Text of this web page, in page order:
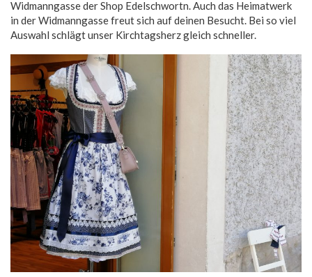
Widmanngasse der Shop Edelschwortn. Auch das Heimatwerk
in der Widmanngasse freut sich auf deinen Besucht. Bei so viel
Auswahl schlägt unser Kirchtagsherz gleich schneller.